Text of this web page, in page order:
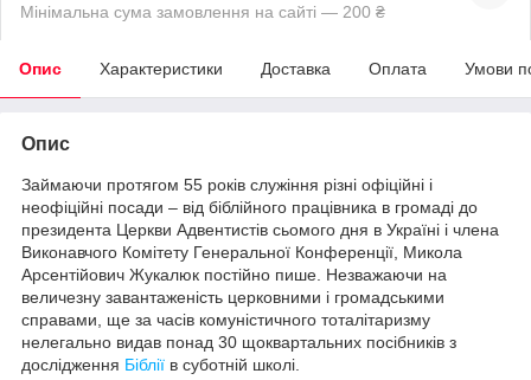
Мінімальна сума замовлення на сайті — 200 ₴
Опис Характеристики Доставка Оплата Умови
Опис
Займаючи протягом 55 років служіння різні офіційні і
неофіційні посади – від біблійного працівника в громаді до
президента Церкви Адвентистів сьомого дня в Україні і члена
Виконавчого Комітету Генеральної Конференції, Микола
Арсентійович Жукалюк постійно пише. Незважаючи на
величезну завантаженість церковними і громадськими
справами, ще за часів комуністичного тоталітаризму
нелегально видав понад 30 щоквартальних посібників з
дослідження Біблії в суботній школі.